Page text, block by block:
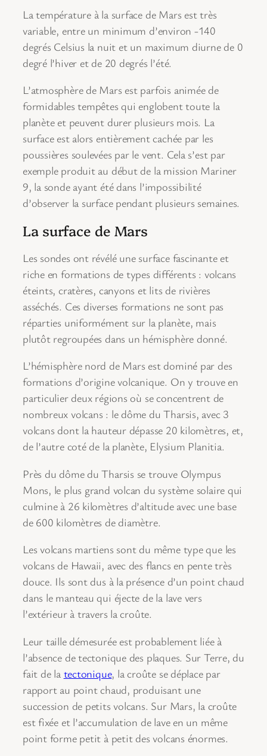
La température à la surface de Mars est très
variable, entre un minimum d’environ -140
degrés Celsius la nuit et un maximum diurne de 0
degré l’hiver et de 20 degrés l’été.
L’atmosphère de Mars est parfois animée de
formidables tempêtes qui englobent toute la
planète et peuvent durer plusieurs mois. La
surface est alors entièrement cachée par les
poussières soulevées par le vent. Cela s’est par
exemple produit au début de la mission Mariner
9, la sonde ayant été dans l’impossibilité
d’observer la surface pendant plusieurs semaines.
La surface de Mars
Les sondes ont révélé une surface fascinante et
riche en formations de types différents : volcans
éteints, cratères, canyons et lits de rivières
asséchés. Ces diverses formations ne sont pas
réparties uniformément sur la planète, mais
plutôt regroupées dans un hémisphère donné.
L’hémisphère nord de Mars est dominé par des
formations d’origine volcanique. On y trouve en
particulier deux régions où se concentrent de
nombreux volcans : le dôme du Tharsis, avec 3
volcans dont la hauteur dépasse 20 kilomètres, et,
de l’autre coté de la planète, Elysium Planitia.
Près du dôme du Tharsis se trouve Olympus
Mons, le plus grand volcan du système solaire qui
culmine à 26 kilomètres d’altitude avec une base
de 600 kilomètres de diamètre.
Les volcans martiens sont du même type que les
volcans de Hawaii, avec des flancs en pente très
douce. Ils sont dus à la présence d’un point chaud
dans le manteau qui éjecte de la lave vers
l’extérieur à travers la croûte.
Leur taille démesurée est probablement liée à
l’absence de tectonique des plaques. Sur Terre, du
fait de la tectonique, la croûte se déplace par
rapport au point chaud, produisant une
succession de petits volcans. Sur Mars, la croûte
est fixée et l’accumulation de lave en un même
point forme petit à petit des volcans énormes.